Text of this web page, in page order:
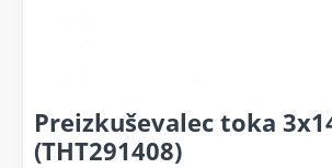
Preizkuševalec toka
(THT291408)